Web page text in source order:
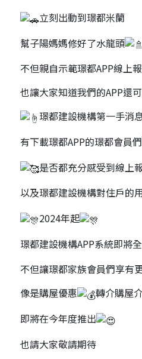
立刻出動到璟都米蘭
幫子陽媽媽修好了水龍頭
不但親自示範璟都APP線上
也讓大家知道我們的APP還
璟都建設機構第一手消
有下載璟都APP的璟都會員們
是否都充分感受到線上
以及璟都建設機構對住戶的
2024年起
璟都建設機構APP系統即將
不但讓璟都家族會員們享有
像是購屋優惠
轉介購屋
即將在今年度推出
也請大家敬請期待